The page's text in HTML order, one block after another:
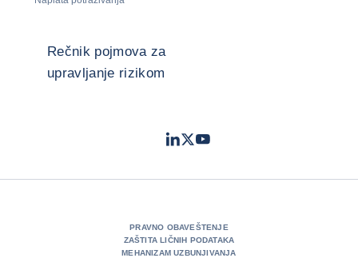
Rečnik pojmova za
upravljanje rizikom
LinkedIn
TwitterYoutube
PRAVNO OBAVEŠTENJE
ZAŠTITA LIČNIH PODATAKA
MEHANIZAM UZBUNJIVANJA